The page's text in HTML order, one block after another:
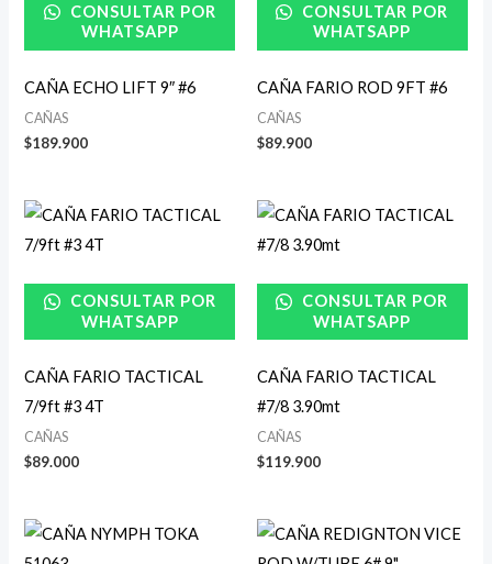
CONSULTAR POR
WHATSAPP
CAÑA ECHO LIFT 9″ #6
CAÑAS
$189.900
CONSULTAR POR
WHATSAPP
CAÑA FARIO ROD 9FT #6
CAÑAS
$89.900
CONSULTAR POR
WHATSAPP
CAÑA FARIO TACTICAL
7/9ft #3 4T
CAÑAS
$89.000
CONSULTAR POR
WHATSAPP
CAÑA FARIO TACTICAL
#7/8 3.90mt
CAÑAS
$119.900